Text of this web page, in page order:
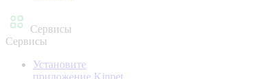
Сервисы
Сервисы
Установите
приложение Kinpet